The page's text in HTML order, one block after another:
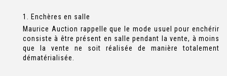
1. Enchères en salle
Maurice Auction rappelle que le mode usuel pour enchérir
consiste à être présent en salle pendant la vente, à moins
que la vente ne soit réalisée de manière totalement
dématérialisée.